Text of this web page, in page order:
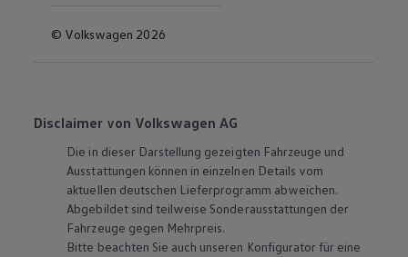
© Volkswagen 2026
Disclaimer von Volkswagen AG
Die in dieser Darstellung gezeigten Fahrzeuge und
Ausstattungen können in einzelnen Details vom
aktuellen deutschen Lieferprogramm abweichen.
Abgebildet sind teilweise Sonderausstattungen der
Fahrzeuge gegen Mehrpreis.
Bitte beachten Sie auch unseren Konfigurator für eine